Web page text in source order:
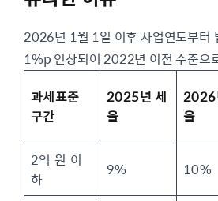
2026년 1월 1일 이후 사업연도부터
1%p 인상되어 2022년 이전 수준으
과세표준
구간
2025년 세
율
2026
율
2억 원 이
하
9% 10%